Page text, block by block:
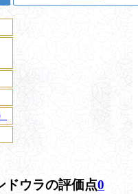
ドウラの評価点0